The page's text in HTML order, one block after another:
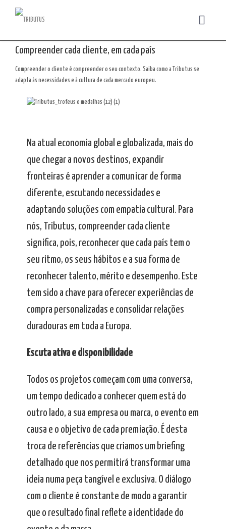
Compreender cada cliente, em cada país
Compreender o cliente é compreender o seu contexto. Saiba como a Tributus se
adapta às necessidades e à cultura de cada mercado europeu.
Na atual economia global e globalizada, mais do
que chegar a novos destinos, expandir
fronteiras é aprender a comunicar de forma
diferente, escutando necessidades e
adaptando soluções com empatia cultural. Para
nós, Tributus, compreender cada cliente
significa, pois, reconhecer que cada país tem o
seu ritmo, os seus hábitos e a sua forma de
reconhecer talento, mérito e desempenho. Este
tem sido a chave para oferecer experiências de
compra personalizadas e consolidar relações
duradouras em toda a Europa.
Escuta ativa e disponibilidade
Todos os projetos começam com uma conversa,
um tempo dedicado a conhecer quem está do
outro lado, a sua empresa ou marca, o evento em
causa e o objetivo de cada premiação. É desta
troca de referências que criamos um briefing
detalhado que nos permitirá transformar uma
ideia numa peça tangível e exclusiva. O diálogo
com o cliente é constante de modo a garantir
que o resultado final reflete a identidade do